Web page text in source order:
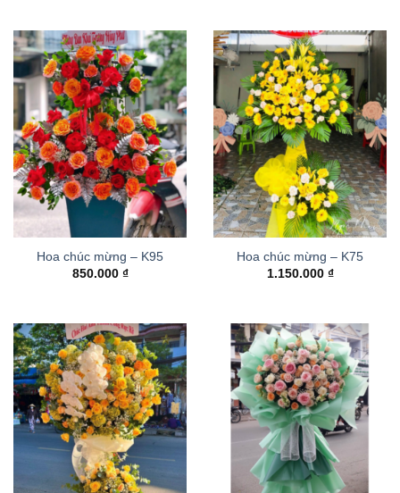
Hoa chúc mừng – K95
850.000 ₫
Hoa chúc mừng – K75
1.150.000 ₫